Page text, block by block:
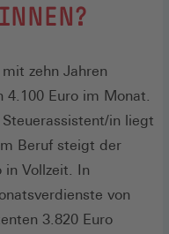
zehn Jahren
Euro im Monat.
in liegt
Beruf steigt der
in Vollzeit. In
von
3.820 Euro